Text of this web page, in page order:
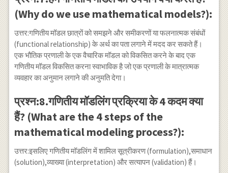
(Why do we use mathematical models?):
उत्तर:गणितीय मॉडल छात्रों को समझने और समीकरणों या फलनात्मक संबंधों
(functional relationship) के अर्थ का पता लगाने में मदद कर सकते हैं।
एक भौतिक प्रणाली के एक वैचारिक मॉडल को विकसित करने के बाद एक
गणितीय मॉडल विकसित करना स्वाभाविक है जो एक प्रणाली के मात्रात्मक
व्यवहार का अनुमान लगाने की अनुमति देगा।
प्रश्न:8.गणितीय मॉडलिंग प्रक्रिया के 4 कदम क्या
हैं? (What are the 4 steps of the
mathematical modeling process?):
उत्तर:इसलिए गणितीय मॉडलिंग में शामिल सूत्रीकरण (formulation),समाधान
(solution),व्याख्या (interpretation) और सत्यापन (validation) हैं।